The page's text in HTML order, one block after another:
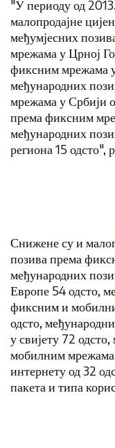
"У периоду од
малопродајне
међумјесних
мрежама у Црној
фиксним мрежама
међународних
мрежама у Србији
према фиксним
међународних
региона 15
Снижене су и
позива према
међународних
Европе 54 одсто,
фиксним и
одсто,
у свијету 72
мобилним мрежама
интернету од 32
пакета и типа